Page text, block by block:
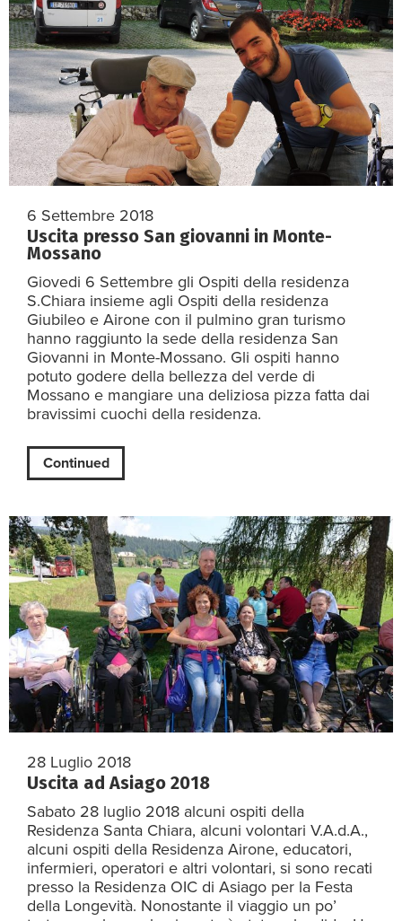
6 Settembre 2018
Uscita presso San giovanni in Monte-
Mossano
Giovedi 6 Settembre gli Ospiti della residenza
S.Chiara insieme agli Ospiti della residenza
Giubileo e Airone con il pulmino gran turismo
hanno raggiunto la sede della residenza San
Giovanni in Monte-Mossano. Gli ospiti hanno
potuto godere della bellezza del verde di
Mossano e mangiare una deliziosa pizza fatta dai
bravissimi cuochi della residenza.
Continued
28 Luglio 2018
Uscita ad Asiago 2018
Sabato 28 luglio 2018 alcuni ospiti della
Residenza Santa Chiara, alcuni volontari V.A.d.A.,
alcuni ospiti della Residenza Airone, educatori,
infermieri, operatori e altri volontari, si sono recati
presso la Residenza OIC di Asiago per la Festa
della Longevità. Nonostante il viaggio un po’